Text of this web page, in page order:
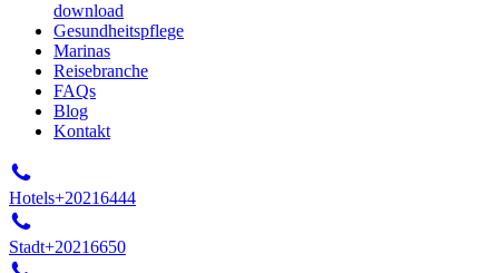
download
Gesundheitspflege
Marinas
Reisebranche
FAQs
Blog
Kontakt
Hotels+20216444
Stadt+20216650